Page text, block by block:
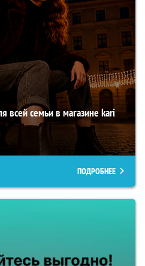
всей семьи в магазине kari
ПОДРОБНЕЕ